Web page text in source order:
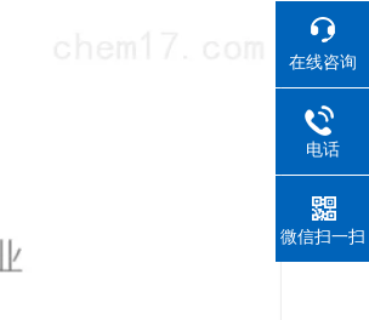
在线咨询
电话
微信扫一扫